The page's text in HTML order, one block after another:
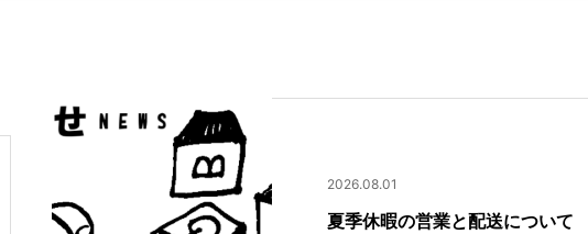
2026.08.01
夏季休暇の営業と配送について